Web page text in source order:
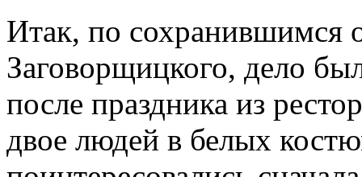
Итак, по сохранившимся
Заговорщицкого, дело
после праздника из
двое людей в белых